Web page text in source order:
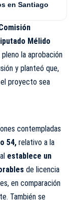
en Santiago
Mélido
la aprobación
y planteó que,
proyecto sea
contempladas
54, relativo a la
establece un
de licencia
en comparación
También se